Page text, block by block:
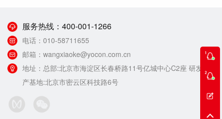
服务热线： 400-001-1266
电话： 010-58711655
邮箱： wangxiaoke@yocon.com.cn
地址： 总部:北京市海淀区长春桥路11号亿城中心C2座 研发生
产基地:北京市密云区科技路6号